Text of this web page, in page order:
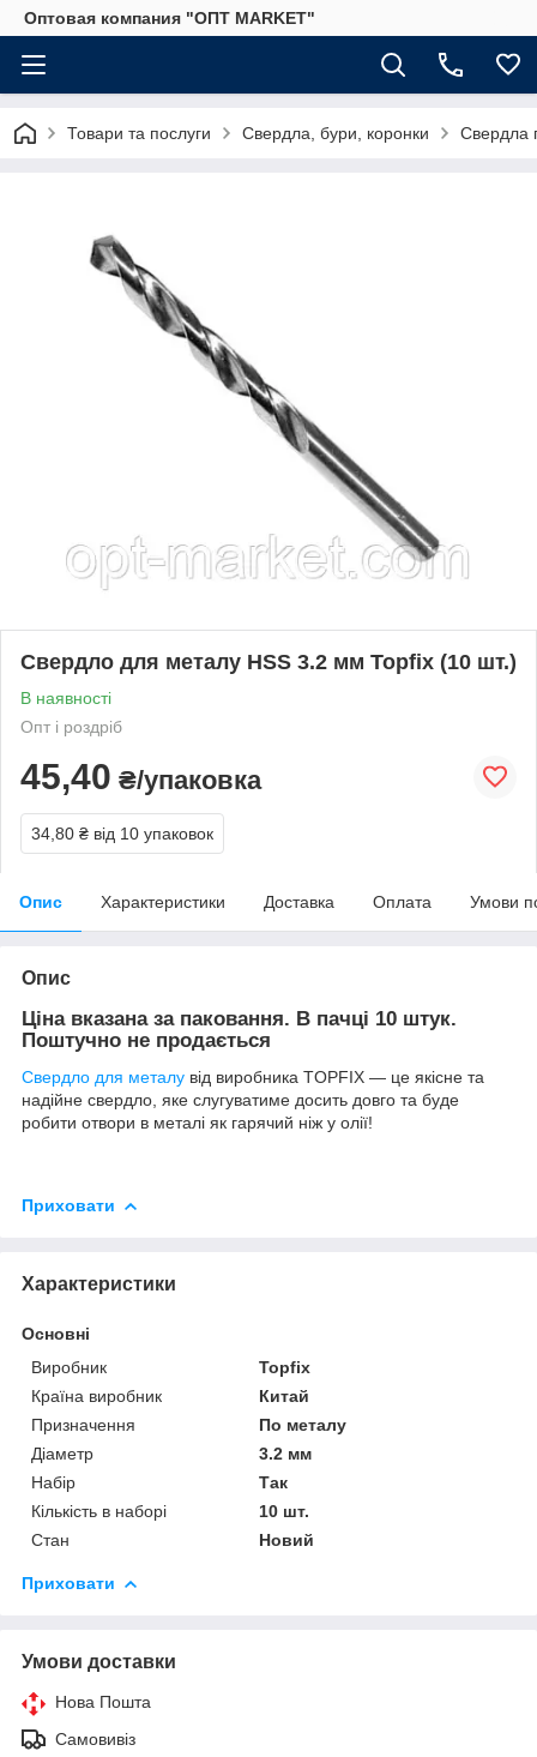
Оптовая компания "ОПТ MARKET"
Товари та послуги Свердла, бури, коронки Свердла
Свердло для металу HSS 3.2 мм Topfix (10 шт.)
В наявності
Опт і роздріб
45,40 ₴/упаковка
34,80 ₴ від 10 упаковок
Опис Характеристики Доставка Оплата Умови
Опис
Ціна вказана за паковання. В пачці 10 штук.
Поштучно не продається
Свердло для металу від виробника TOPFIX — це якісне та
надійне свердло, яке слугуватиме досить довго та буде
робити отвори в металі як гарячий ніж у олії!
Приховати
Характеристики
Основні
Виробник
Topfix
Країна виробник
Китай
Призначення
По металу
Діаметр
3.2 мм
Набір
Так
Кількість в наборі
10 шт.
Стан
Новий
Приховати
Умови доставки
Нова Пошта
Самовивіз